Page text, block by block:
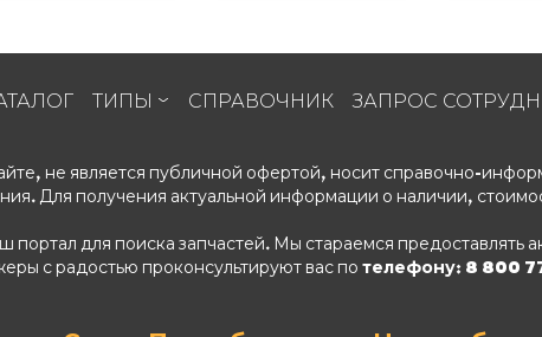
ТИПЫ СПРАВОЧНИК ЗАПРОС
не является публичной офертой, носит справочно-
Для получения актуальной информации о наличии,
портал для поиска запчастей. Мы стараемся
с радостью проконсультируют вас по телефону: 8 800